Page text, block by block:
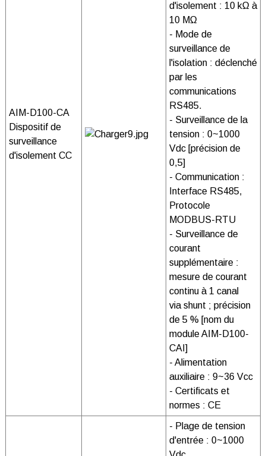
AIM-D100-CA
Dispositif de
surveillance
d'isolement CC
d'isolement : 10 kΩ à
10 MΩ
- Mode de
surveillance de
l'isolation : déclenché
par les
communications
RS485.
- Surveillance de la
tension : 0~1000
Vdc [précision de
0,5]
- Communication :
Interface RS485,
Protocole
MODBUS-RTU
- Surveillance de
courant
supplémentaire :
mesure de courant
continu à 1 canal
via shunt ; précision
de 5 % [nom du
module AIM-D100-
CAI]
- Alimentation
auxiliaire : 9~36 Vcc
- Certificats et
normes : CE
- Plage de tension
d'entrée : 0~1000